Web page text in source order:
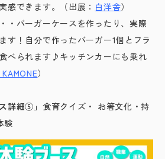
感できます。（出展： 白洋舎）
・バーガーケースを作ったり、実際
す！自分で作ったバーガー1個とフラ
べられます♪キッチンカーにも乗れ
）
詳細⑤」 食育クイズ・ お箸文化・持
験